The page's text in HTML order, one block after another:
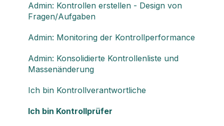
Admin: Kontrollen erstellen - Design von
Fragen/Aufgaben
Admin: Monitoring der Kontrollperformance
Admin: Konsolidierte Kontrollenliste und
Massenänderung
Ich bin Kontrollverantwortliche
Ich bin Kontrollprüfer